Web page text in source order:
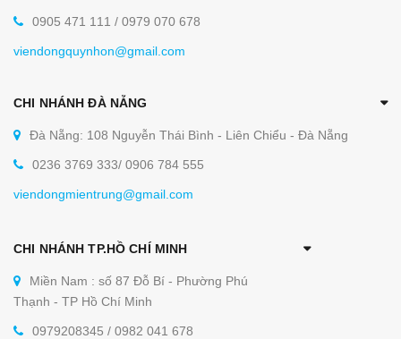
0905 471 111 / 0979 070 678
viendongquynhon@gmail.com
CHI NHÁNH ĐÀ NẴNG
Đà Nẵng: 108 Nguyễn Thái Bình - Liên Chiểu - Đà Nẵng
0236 3769 333/ 0906 784 555
viendongmientrung@gmail.com
CHI NHÁNH TP.HỒ CHÍ MINH
Miền Nam : số 87 Đỗ Bí - Phường Phú
Thạnh - TP Hồ Chí Minh
0979208345 / 0982 041 678